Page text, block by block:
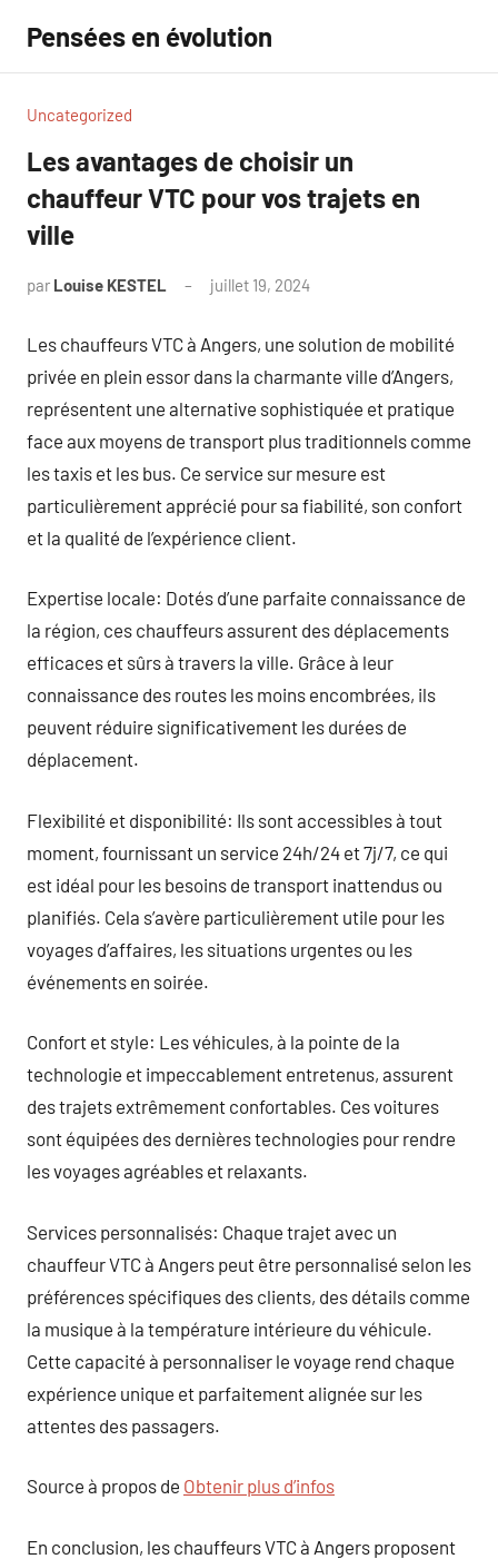
contenu
Pensées en évolution
Uncategorized
Les avantages de choisir un
chauffeur VTC pour vos trajets en
ville
par Louise KESTEL juillet 19, 2024
Les chauffeurs VTC à Angers, une solution de mobilité
privée en plein essor dans la charmante ville d’Angers,
représentent une alternative sophistiquée et pratique
face aux moyens de transport plus traditionnels comme
les taxis et les bus. Ce service sur mesure est
particulièrement apprécié pour sa fiabilité, son confort
et la qualité de l’expérience client.
Expertise locale: Dotés d’une parfaite connaissance de
la région, ces chauffeurs assurent des déplacements
efficaces et sûrs à travers la ville. Grâce à leur
connaissance des routes les moins encombrées, ils
peuvent réduire significativement les durées de
déplacement.
Flexibilité et disponibilité: Ils sont accessibles à tout
moment, fournissant un service 24h/24 et 7j/7, ce qui
est idéal pour les besoins de transport inattendus ou
planifiés. Cela s’avère particulièrement utile pour les
voyages d’affaires, les situations urgentes ou les
événements en soirée.
Confort et style: Les véhicules, à la pointe de la
technologie et impeccablement entretenus, assurent
des trajets extrêmement confortables. Ces voitures
sont équipées des dernières technologies pour rendre
les voyages agréables et relaxants.
Services personnalisés: Chaque trajet avec un
chauffeur VTC à Angers peut être personnalisé selon les
préférences spécifiques des clients, des détails comme
la musique à la température intérieure du véhicule.
Cette capacité à personnaliser le voyage rend chaque
expérience unique et parfaitement alignée sur les
attentes des passagers.
Source à propos de Obtenir plus d’infos
En conclusion, les chauffeurs VTC à Angers proposent